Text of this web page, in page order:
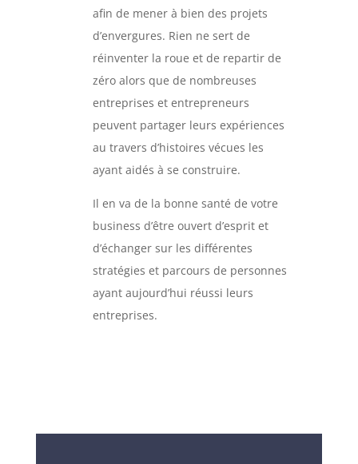
afin de mener à bien des projets
d’envergures. Rien ne sert de
réinventer la roue et de repartir de
zéro alors que de nombreuses
entreprises et entrepreneurs
peuvent partager leurs expériences
au travers d’histoires vécues les
ayant aidés à se construire.
Il en va de la bonne santé de votre
business d’être ouvert d’esprit et
d’échanger sur les différentes
stratégies et parcours de personnes
ayant aujourd’hui réussi leurs
entreprises.